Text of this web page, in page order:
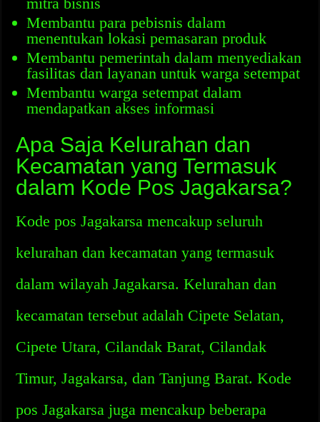
Membantu para pebisnis dalam
menentukan lokasi pemasaran produk
Membantu pemerintah dalam menyediakan
fasilitas dan layanan untuk warga setempat
Membantu warga setempat dalam
mendapatkan akses informasi
Apa Saja Kelurahan dan
Kecamatan yang Termasuk
dalam Kode Pos Jagakarsa?
Kode pos Jagakarsa mencakup seluruh
kelurahan dan kecamatan yang termasuk
dalam wilayah Jagakarsa. Kelurahan dan
kecamatan tersebut adalah Cipete Selatan,
Cipete Utara, Cilandak Barat, Cilandak
Timur, Jagakarsa, dan Tanjung Barat. Kode
pos Jagakarsa juga mencakup beberapa